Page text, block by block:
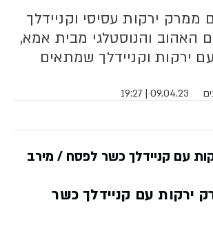
ממרק ירקות עסיסי וקניידלך
והנוסטלגי מבית אמא,
ירקות וקניידלך שמתאים
09.04.23 | 19:27
עם קניידלך כשר לפסח / מירב
ירקות עם קניידלך כשר